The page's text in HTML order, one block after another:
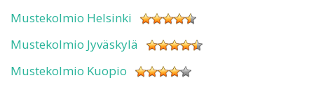
Mustekolmio Helsinki
Mustekolmio Jyväskylä
Mustekolmio Kuopio